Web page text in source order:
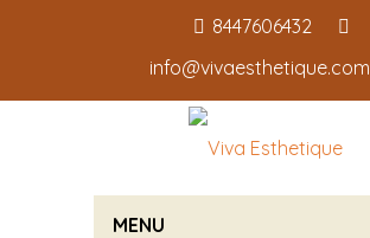
8447606432
info@vivaesthetique.com
MENU